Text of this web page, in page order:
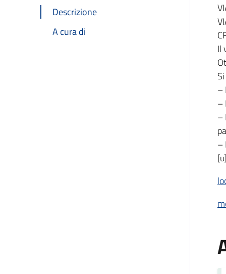
Descrizione
A cura di
Il
–
–
–
–